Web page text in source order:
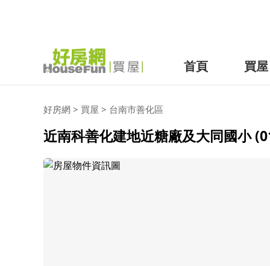
首頁 買屋
好房網 > 買屋 > 台南市善化區
近南科善化建地近糖廠及大同國小